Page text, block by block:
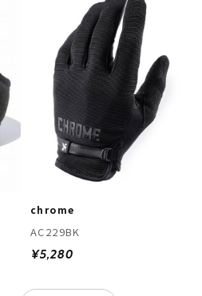
chrome
AC229BK
¥5,280